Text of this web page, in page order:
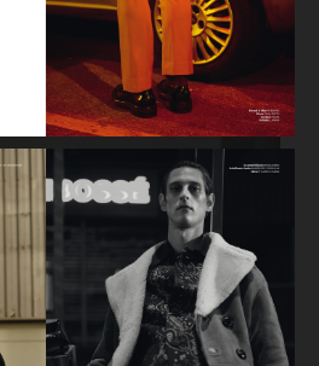
L'OFFICIEL HOMMES